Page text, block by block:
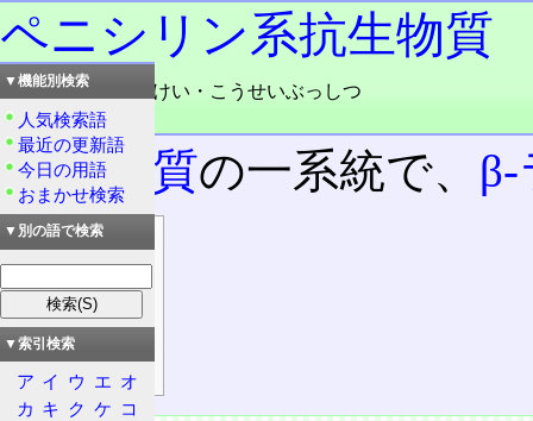
ペニシリン系抗生物質
読み：ペニシリンけい・こうせいぶっしつ
品詞：名詞
抗生物質の一系統で、
目次
概要
特徴
主な系統
効果
▼機能別検索
人気検索語
最近の更新語
今日の用語
おまかせ検索
▼別の語で検索
▼索引検索
ア イ ウ エ オ
カ キ ク ケ コ